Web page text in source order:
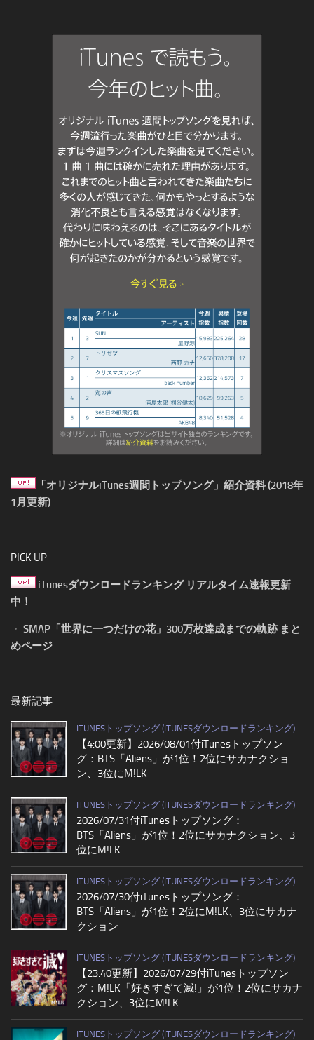
「オリジナルiTunes週間トップソング」紹介資料 (2018年
1月更新)
PICK UP
iTunesダウンロードランキング リアルタイム速報更新
中！
・ SMAP「世界に一つだけの花」300万枚達成までの軌跡 まと
めページ
最新記事
ITUNESトップソング (ITUNESダウンロードランキング)
【4:00更新】2026/08/01付iTunesトップソン
グ：BTS「Aliens」が1位！2位にサカナクショ
ン、3位にM!LK
ITUNESトップソング (ITUNESダウンロードランキング)
2026/07/31付iTunesトップソング：
BTS「Aliens」が1位！2位にサカナクション、3
位にM!LK
ITUNESトップソング (ITUNESダウンロードランキング)
2026/07/30付iTunesトップソング：
BTS「Aliens」が1位！2位にM!LK、3位にサカナ
クション
ITUNESトップソング (ITUNESダウンロードランキング)
【23:40更新】2026/07/29付iTunesトップソン
グ：M!LK「好きすぎて滅!」が1位！2位にサカナ
クション、3位にM!LK
ITUNESトップソング (ITUNESダウンロードランキング)